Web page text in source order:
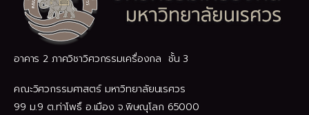
อาคาร 2 ภาควิชาวิศวกรรมเครื่องกล ชั้น 3
คณะวิศวกรรมศาสตร์ มหาวิทยาลัยนเรศวร
99 ม.9 ต.ท่าโพธิ์ อ.เมือง จ.พิษณุโลก 65000